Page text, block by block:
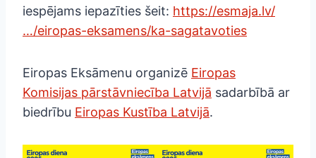
iespējams iepazīties šeit: https://esmaja.lv/
…/eiropas-eksamens/ka-sagatavoties
Eiropas Eksāmenu organizē Eiropas
Komisijas pārstāvniecība Latvijā sadarbībā ar
biedrību Eiropas Kustība Latvijā.